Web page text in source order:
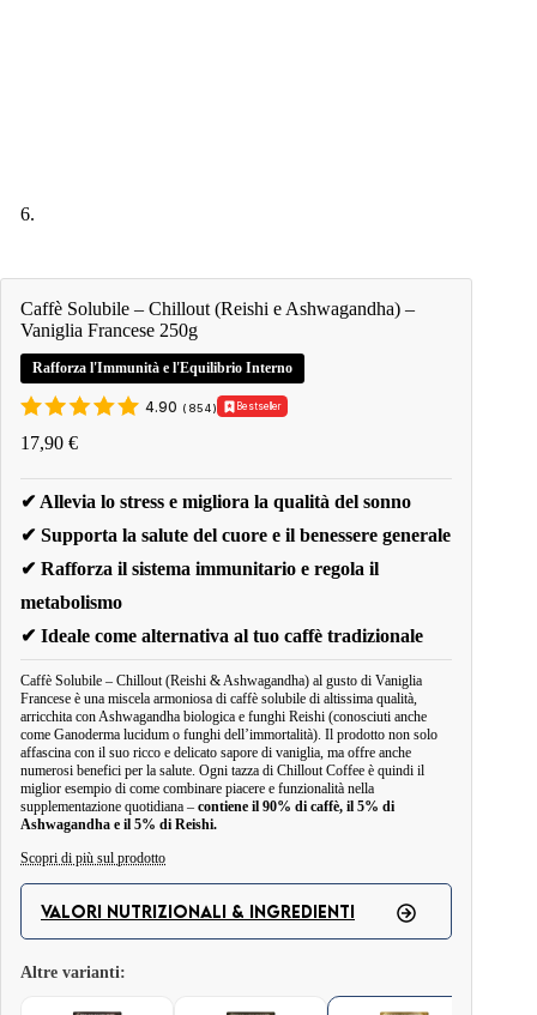
Caffè Solubile – Chillout (Reishi e Ashwagandha) –
Vaniglia Francese 250g
Rafforza l'Immunità e l'Equilibrio Interno
4.90 ( 854) Bestseller
17,90 €
✔ Allevia lo stress e migliora la qualità del sonno
✔ Supporta la salute del cuore e il benessere generale
✔ Rafforza il sistema immunitario e regola il
metabolismo
✔ Ideale come alternativa al tuo caffè tradizionale
Caffè Solubile – Chillout (Reishi & Ashwagandha) al gusto di Vaniglia
Francese è una miscela armoniosa di caffè solubile di altissima qualità,
arricchita con Ashwagandha biologica e funghi Reishi (conosciuti anche
come Ganoderma lucidum o funghi dell’immortalità). Il prodotto non solo
affascina con il suo ricco e delicato sapore di vaniglia, ma offre anche
numerosi benefici per la salute. Ogni tazza di Chillout Coffee è quindi il
miglior esempio di come combinare piacere e funzionalità nella
supplementazione quotidiana – contiene il 90% di caffè, il 5% di
Ashwagandha e il 5% di Reishi.
Scopri di più sul prodotto
ChillOut Caffè Istantaneo al gusto di Vaniglia Francese è la bevanda ideale
per rilassarsi in qualsiasi momento della giornata. La base del prodotto è
contenuta nel caffè stimola la concentrazione e la vigilanza e blocca l'azione
VALORI NUTRIZIONALI & INGREDIENTI
Altre varianti: